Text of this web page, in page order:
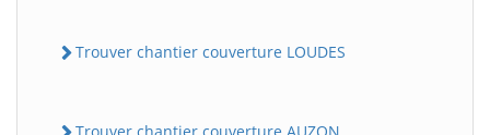
Trouver chantier couverture LOUDES